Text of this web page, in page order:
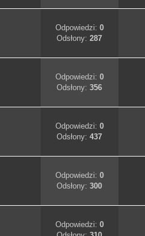
Odpowiedzi: 0
Odsłony:287
Odpowiedzi: 0
Odsłony:356
Odpowiedzi: 0
Odsłony:437
Odpowiedzi: 0
Odsłony:300
Odpowiedzi: 0